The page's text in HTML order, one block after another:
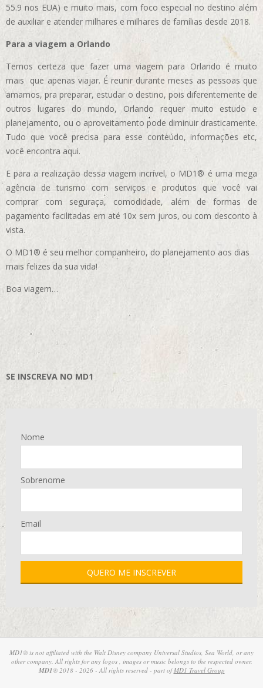
55.9 nos EUA) e muito mais, com foco especial no destino além
de auxiliar e atender milhares e milhares de famílias desde 2018.
Para a viagem a Orlando
Temos certeza que fazer uma viagem para Orlando é muito
mais que apenas viajar. É reunir durante meses as pessoas que
amamos, pra preparar, estudar o destino, pois diferentemente de
outros lugares do mundo, Orlando requer muito estudo e
planejamento, ou o aproveitamento pode diminuir drasticamente.
Tudo que você precisa para esse conteúdo, informações etc,
você encontra aqui.
E para a realização dessa viagem incrível, o MD1® é uma mega
agência de turismo com serviços e produtos que você vai
comprar com seguraça, comodidade, além de formas de
pagamento facilitadas em até 10x sem juros, ou com desconto à
vista.
O MD1® é seu melhor companheiro, do planejamento aos dias
mais felizes da sua vida!
Boa viagem…
SE INSCREVA NO MD1
Nome
Sobrenome
Email
MD1® is not affiliated with the Walt Disney company Universal Studios, Sea World, or any
other company. All rights for any logos , images or music belongs to the respected owner.
MD1® 2018 - 2026 - All rights reserved - part ofMD1 Travel Group